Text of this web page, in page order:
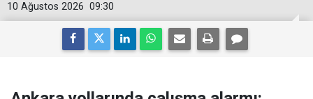
09:30
10 Ağustos 2026